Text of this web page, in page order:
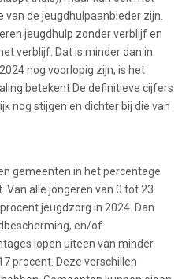
de jeugdhulpaanbieder zijn.
jeugdhulp zonder verblijf en
verblijf. Dat is minder dan in
nog voorlopig zijn, is het
betekent De definitieve cijfers
nog stijgen en dichter bij die van
gemeenten in het percentage
Van alle jongeren van 0 tot 23
jeugdzorg in 2024. Dan
en/of
lopen uiteen van minder
procent. Deze verschillen